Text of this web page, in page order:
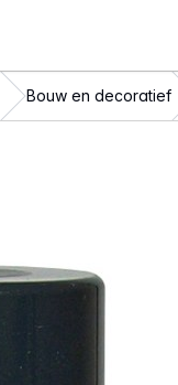
Bouw en decoratief